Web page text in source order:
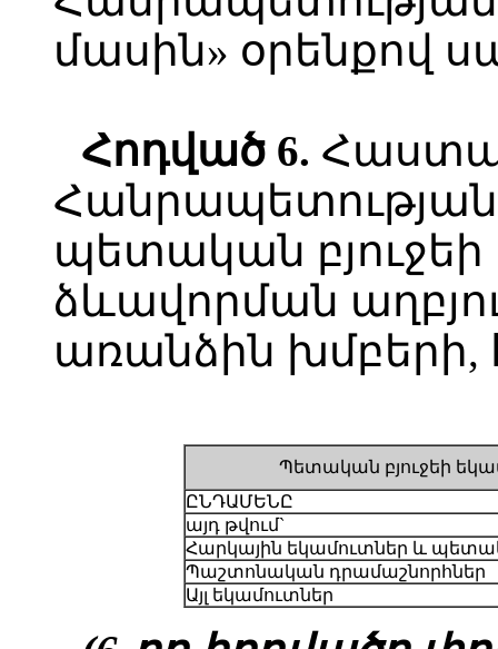
մասին» օրենքով
Հոդված 6.
Հանրապետության
պետական
ձևավորման
առանձին խմբերի,
Պետական բյուջեի
ԸՆԴԱՄԵՆԸ
այդ թվում`
Հարկային եկամուտներ և
Պաշտոնական դրամաշնորհներ
Այլ եկամուտներ